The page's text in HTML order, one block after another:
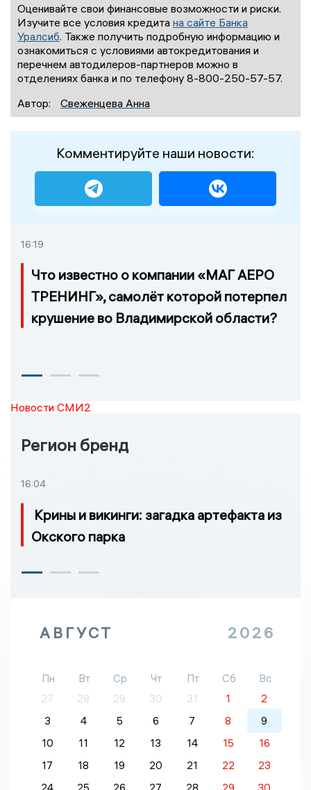
Оценивайте свои финансовые возможности и риски.
Изучите все условия кредита на сайте Банка
Уралсиб. Также получить подробную информацию и
ознакомиться с условиями автокредитования и
перечнем автодилеров-партнеров можно в
отделениях банка и по телефону 8-800-250-57-57.
Автор:
Свеженцева Анна
Комментируйте наши новости:
16:19
Что известно о компании «МАГ АЕРО
ТРЕНИНГ», самолёт которой потерпел
крушение во Владимирской области?
Новости СМИ2
Регион бренд
16:04
Крины и викинги: загадка артефакта из
Окского парка
АВГУСТ 2026
Пн Вт Ср Чт Пт Сб
Вс
27
28 29 30 31 1
2
3
4 5 6 7 8
9
10
11 12 13 14 15
16
17
18 19 20 21 22
23